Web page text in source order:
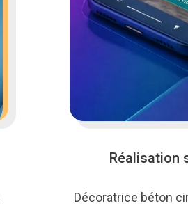
Réalisation
Décoratrice béton